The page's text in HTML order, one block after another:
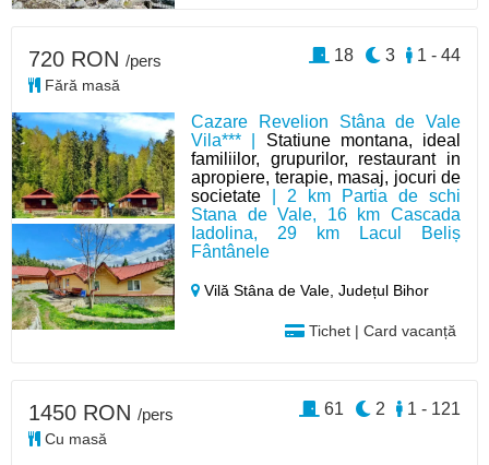
Cazare Revelion Stâna de Vale
Vila*** | Statiune montana, ideal
familiilor, grupurilor, restaurant in
apropiere, terapie, masaj, jocuri de
societate | 2 km Partia de schi
Stana de Vale, 16 km Cascada
Iadolina, 29 km Lacul Beliș
Fântânele
Vilă Stâna de Vale,Județul Bihor
Tichet | Card vacanță
720 RON /pers
Fără masă
1 - 44
3
18
1450 RON /pers
Cu masă
1 - 121
2
61